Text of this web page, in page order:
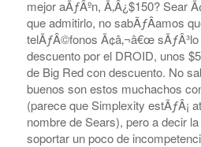
mejor aÃƒÂºn, Ã‚Â¿$150? Sear
que admitirlo, no sabÃƒÂ­amos
telÃƒÂ©fonos Ã¢â‚¬â€œ
descuento por el DROID, unos
de Big Red con descuento. No
buenos son estos muchachos
(parece que Simplexity estÃƒÂ¡
nombre de Sears), pero a decir
soportar un poco de